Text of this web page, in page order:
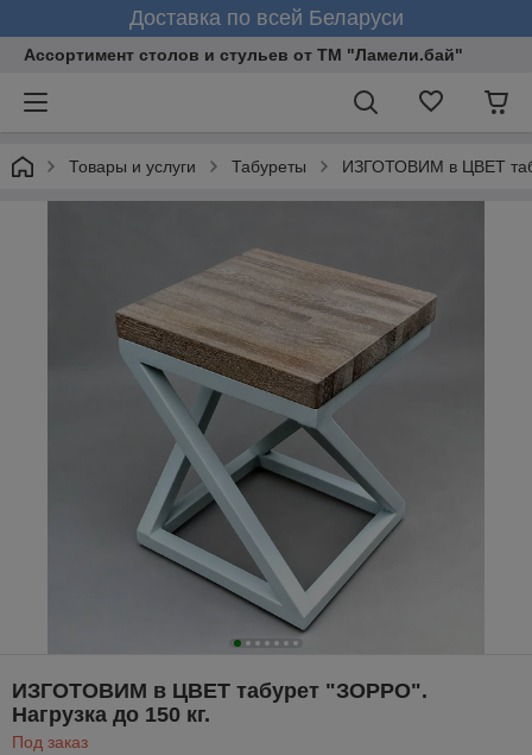
Доставка по всей Беларуси
Ассортимент столов и стульев от ТМ "Ламели.бай"
Товары и услуги Табуреты ИЗГОТОВИМ в ЦВЕТ
ИЗГОТОВИМ в ЦВЕТ табурет "ЗОРРО".
Нагрузка до 150 кг.
Под заказ